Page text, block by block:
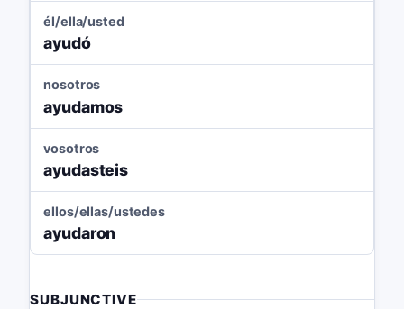
él/ella/usted
ayudó
nosotros
ayudamos
vosotros
ayudasteis
ellos/ellas/ustedes
ayudaron
SUBJUNCTIVE